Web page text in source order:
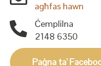
agħfas hawn
Ċemplilna
2148 6350
Paġna ta'